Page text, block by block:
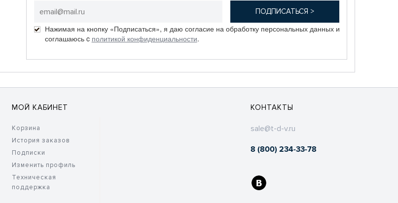
Нажимая на кнопку «Подписаться», я даю согласие на обработку персональных данных и
соглашаюсь c политикой конфиденциальности.
МОЙ КАБИНЕТ
Корзина
История заказов
Подписки
Изменить профиль
Техническая
поддержка
КОНТАКТЫ
sale@t-d-v.ru
8 (800) 234-33-78